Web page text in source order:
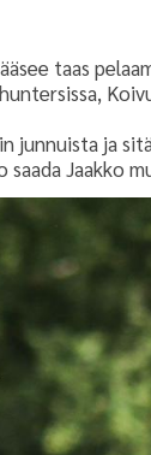
taas
junnuista ja
saada Jaakko